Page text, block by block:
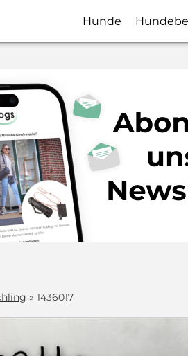
Hunde
» 1436017